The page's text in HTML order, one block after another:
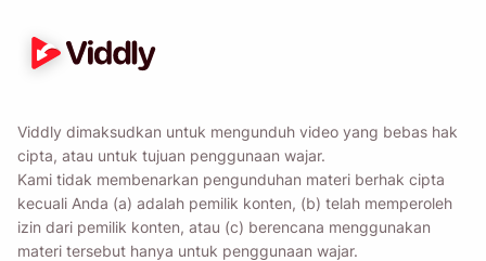
Viddly dimaksudkan untuk mengunduh video yang bebas hak
cipta, atau untuk tujuan penggunaan wajar.
Kami tidak membenarkan pengunduhan materi berhak cipta
kecuali Anda (a) adalah pemilik konten, (b) telah memperoleh
izin dari pemilik konten, atau (c) berencana menggunakan
materi tersebut hanya untuk penggunaan wajar.